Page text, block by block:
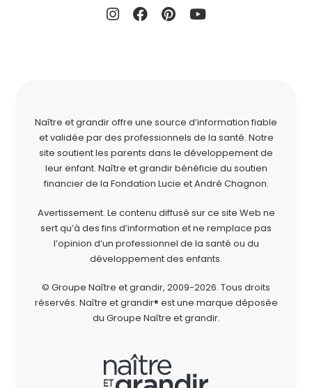
Naître et grandir offre une source d’information fiable
et validée par des professionnels de la santé. Notre
site soutient les parents dans le développement de
leur enfant. Naître et grandir bénéficie du soutien
financier de la Fondation Lucie et André Chagnon.
Avertissement. Le contenu diffusé sur ce site Web ne
sert qu’à des fins d’information et ne remplace pas
l’opinion d’un professionnel de la santé ou du
développement des enfants.
© Groupe Naître et grandir, 2009-2026. Tous droits
réservés. Naître et grandir® est une marque déposée
du Groupe Naître et grandir.